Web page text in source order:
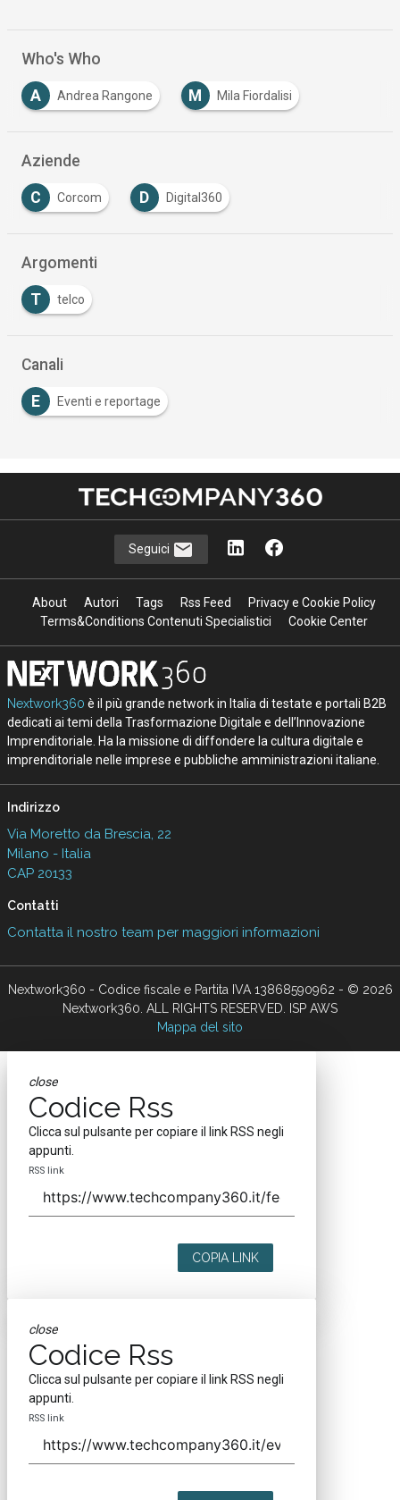
Who's Who
A Andrea Rangone M Mila Fiordalisi
Aziende
C Corcom D Digital360
Argomenti
T telco
Canali
E Eventi e reportage
Seguici
About Autori Tags Rss Feed
Privacy e Cookie Policy
Terms&Conditions Contenuti Specialistici
Cookie Center
Nextwork360 è il più grande network in Italia di testate e portali B2B
dedicati ai temi della Trasformazione Digitale e dell’Innovazione
Imprenditoriale. Ha la missione di diffondere la cultura digitale e
imprenditoriale nelle imprese e pubbliche amministrazioni italiane.
Indirizzo
Via Moretto da Brescia, 22
Milano - Italia
CAP 20133
Contatti
Contatta il nostro team per maggiori informazioni
Nextwork360 - Codice fiscale e Partita IVA 13868590962 - © 2026
Nextwork360. ALL RIGHTS RESERVED. ISP AWS
Mappa del sito
close
Codice Rss
Clicca sul pulsante per copiare il link RSS negli
appunti.
RSS link
COPIA LINK
close
Codice Rss
Clicca sul pulsante per copiare il link RSS negli
appunti.
RSS link